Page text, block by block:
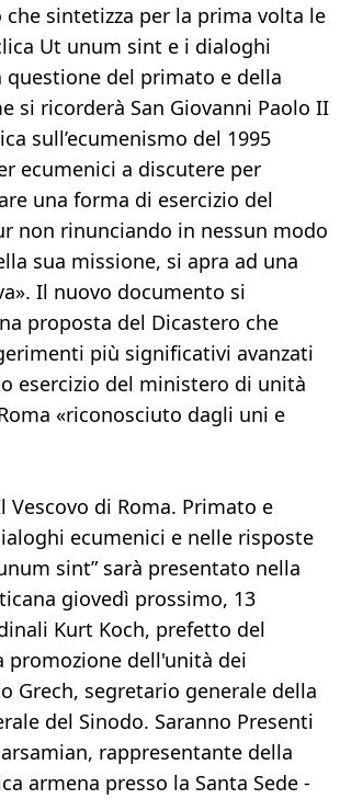
che sintetizza per la prima volta le
Ut unum sint e i dialoghi
questione del primato e della
si ricorderà San Giovanni Paolo II
sull’ecumenismo del 1995
ecumenici a discutere per
una forma di esercizio del
non rinunciando in nessun modo
sua missione, si apra ad una
Il nuovo documento si
proposta del Dicastero che
più significativi avanzati
esercizio del ministero di unità
«riconosciuto dagli uni e
Vescovo di Roma. Primato e
ecumenici e nelle risposte
sint” sarà presentato nella
giovedì prossimo, 13
Kurt Koch, prefetto del
promozione dell'unità dei
Grech, segretario generale della
del Sinodo. Saranno Presenti
rappresentante della
armena presso la Santa Sede -